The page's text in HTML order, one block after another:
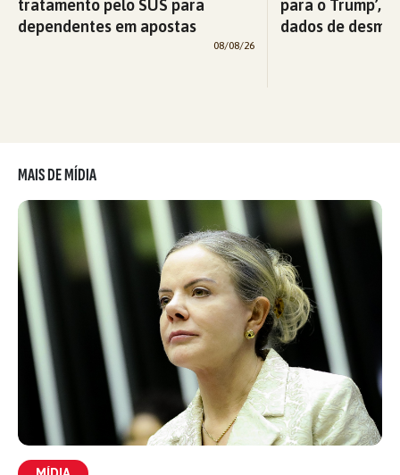
tratamento pelo SUS para
dependentes em apostas
08/08/26
para o Trump’,
dados de
MAIS DE MÍDIA